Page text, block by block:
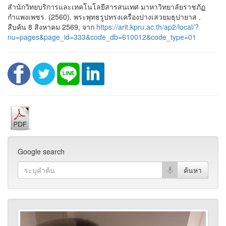
สำนักวิทยบริการและเทคโนโลยีสารสนเทศ มาหาวิทยาลัยราชภัฏ
กำแพงเพชร. (2560). พระพุทธรูปทรงเครื่องปางเสวยมธุปายาส .
สืบค้น 8 สิงหาคม 2569, จาก https://arit.kpru.ac.th/ap2/local/?
nu=pages&page_id=333&code_db=610012&code_type=01
Google search